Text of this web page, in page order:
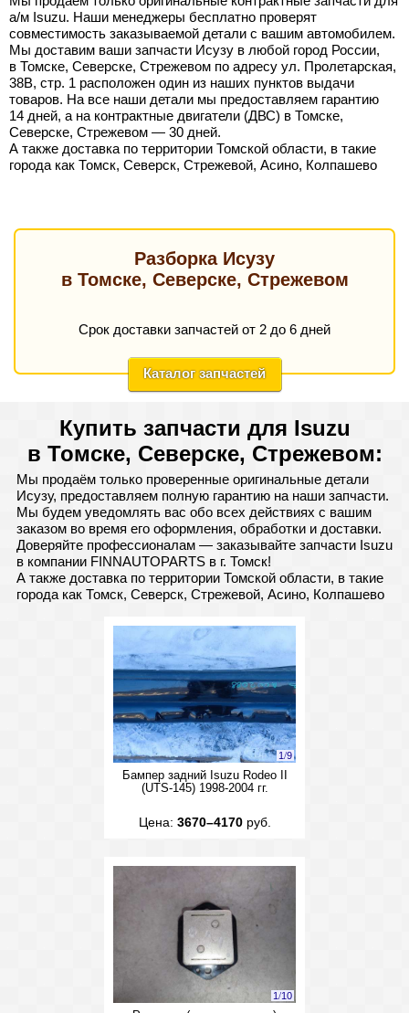
а/м Isuzu. Наши менеджеры бесплатно проверят
совместимость заказываемой детали с вашим автомобилем.
Мы доставим ваши запчасти Исузу в любой город России,
в Томске, Северске, Стрежевом по адресу ул. Пролетарская,
38В, стр. 1 расположен один из наших пунктов выдачи
товаров. На все наши детали мы предоставляем гарантию
14 дней, а на контрактные двигатели (ДВС) в Томске,
Северске, Стрежевом — 30 дней.
А также доставка по территории Томской области, в такие
города как Томск, Северск, Стрежевой, Асино, Колпашево
Разборка Исузу
в Томске, Северске, Стрежевом
Срок доставки запчастей от 2 до 6 дней
Каталог запчастей
Купить запчасти для Isuzu
в Томске, Северске, Стрежевом:
Мы продаём только проверенные оригинальные детали
Исузу, предоставляем полную гарантию на наши запчасти.
Мы будем уведомлять вас обо всех действиях с вашим
заказом во время его оформления, обработки и доставки.
Доверяйте профессионалам — заказывайте запчасти Isuzu
в компании FINNAUTOPARTS в г. Томск!
А также доставка по территории Томской области, в такие
города как Томск, Северск, Стрежевой, Асино, Колпашево
1/9
Бампер задний Isuzu Rodeo II
(UTS-145) 1998-2004 гг.
Цена: 3670–4170руб.
1/10